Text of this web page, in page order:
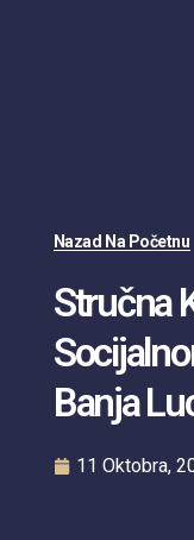
Nazad Na Početnu
Stručna
Banja
11 Oktobra,